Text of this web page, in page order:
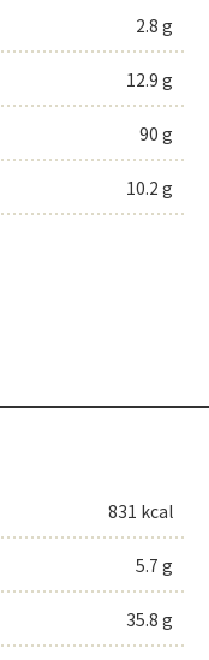
2.8 g
12.9 g
90 g
10.2 g
831 kcal
5.7 g
35.8 g